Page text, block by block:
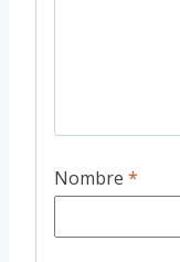
Nombre *